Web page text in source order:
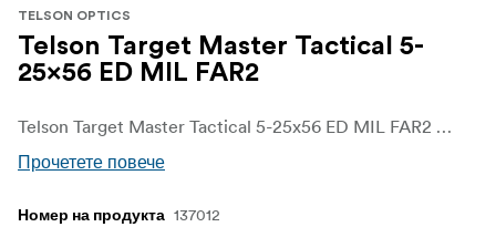
TELSON OPTICS
Telson Target Master Tactical 5-
25x56 ED MIL FAR2
Telson Target Master Tactical 5-25x56 ED MIL FAR2 е създаден за прецизна стрелба с пушка и състезания на дълги разстояния. Диапазонът на увеличение 5-25x, обективът ED с диаметър 56 mm и ретикула FAR2 в първата фокална равнина осигуряват на стрелците яснота, обхват и стабилност на ретикула, необходими за взискателна употреба.
Прочетете повече
Номер на продукта 137012